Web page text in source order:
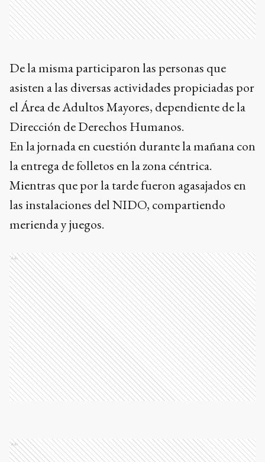
De la misma participaron las personas que
asisten a las diversas actividades propiciadas por
el Área de Adultos Mayores, dependiente de la
Dirección de Derechos Humanos.
En la jornada en cuestión durante la mañana con
la entrega de folletos en la zona céntrica.
Mientras que por la tarde fueron agasajados en
las instalaciones del NIDO, compartiendo
merienda y juegos.
Ads
Ads